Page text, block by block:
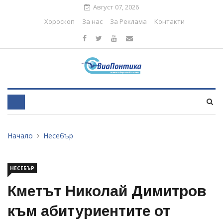
Август 07, 2026
Хороскоп
За нас За Реклама Контакти
Начало Несебър
НЕСЕБЪР
Кметът Николай Димитров
към абитуриентите от